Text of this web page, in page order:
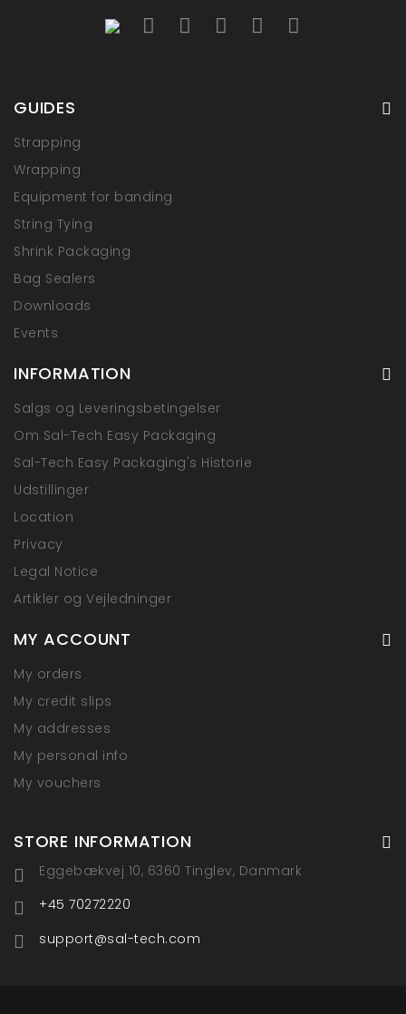
GUIDES
Strapping
Wrapping
Equipment for banding
String Tying
Shrink Packaging
Bag Sealers
Downloads
Events
INFORMATION
Salgs og Leveringsbetingelser
Om Sal-Tech Easy Packaging
Sal-Tech Easy Packaging's Historie
Udstillinger
Location
Privacy
Legal Notice
Artikler og Vejledninger
MY ACCOUNT
My orders
My credit slips
My addresses
My personal info
My vouchers
STORE INFORMATION
Eggebækvej 10, 6360 Tinglev, Danmark
+45 70272220
support@sal-tech.com